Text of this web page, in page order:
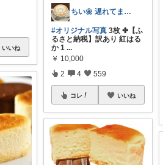
いいね
ちい🌼 遅れてます🙏ゆっくり活動🍀
#オリジナル写真 3枚 ✤【ふ
るさと納税】訳あり 紅はる
か 1 ...
￥ 10,000
2 4 559
コレ いいね